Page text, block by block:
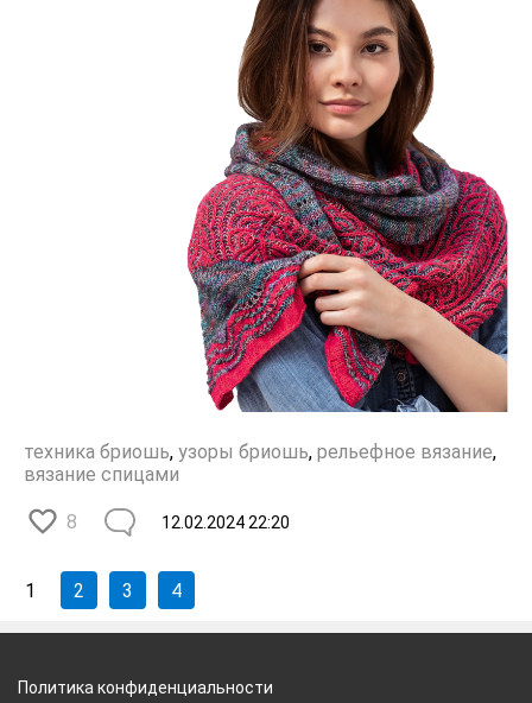
техника бриошь, узоры бриошь, рельефное вязание,
вязание спицами
8 12.02.2024 22:20
1 2 3 4
Политика конфиденциальности